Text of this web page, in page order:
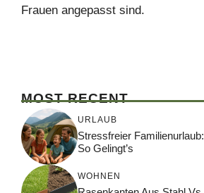
Frauen angepasst sind.
MOST RECENT
URLAUB
Stressfreier Familienurlaub:
So Gelingt’s
WOHNEN